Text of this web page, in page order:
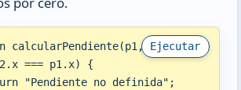
Ejecutar
calcularPendiente(p1, p2) {
=== p1.x) {
"Pendiente no definida";